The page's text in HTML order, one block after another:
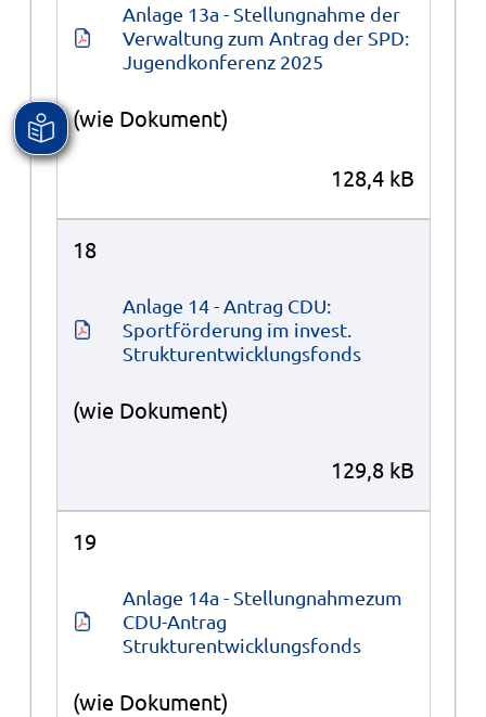
Anlage 13a - Stellungnahme der
Verwaltung zum Antrag der SPD:
Jugendkonferenz 2025
(wie Dokument)
128,4 kB
18
Anlage 14 - Antrag CDU:
Sportförderung im invest.
Strukturentwicklungsfonds
(wie Dokument)
129,8 kB
19
Anlage 14a - Stellungnahmezum
CDU-Antrag
Strukturentwicklungsfonds
(wie Dokument)